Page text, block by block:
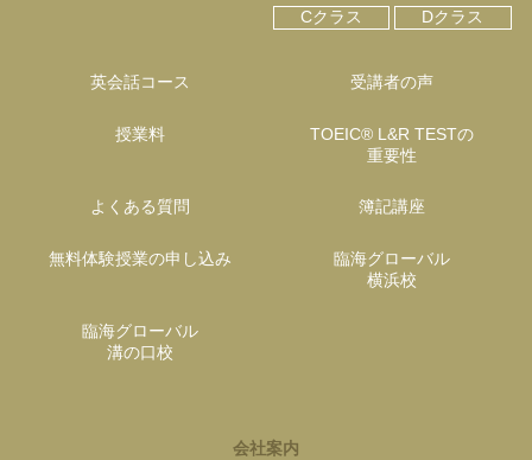
Cクラス Dクラス
英会話コース 受講者の声
授業料
TOEIC® L&R TESTの
重要性
よくある質問 簿記講座
無料体験授業の申し込み
臨海グローバル
横浜校
臨海グローバル
溝の口校
会社案内